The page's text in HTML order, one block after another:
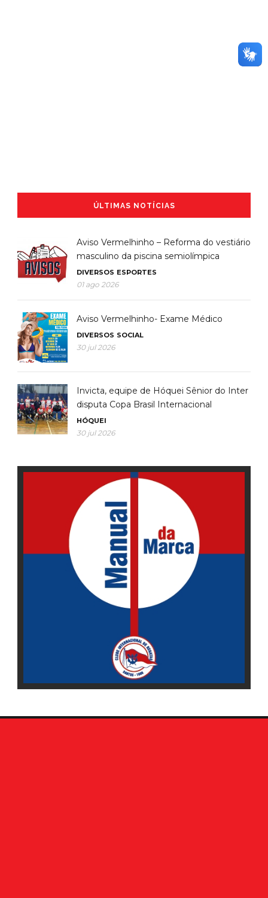
ÚLTIMAS NOTÍCIAS
Aviso Vermelhinho – Reforma do vestiário
masculino da piscina semiolímpica
DIVERSOS ESPORTES
01 ago 2026
Aviso Vermelhinho- Exame Médico
DIVERSOS SOCIAL
30 jul 2026
Invicta, equipe de Hóquei Sênior do Inter
disputa Copa Brasil Internacional
HÓQUEI
30 jul 2026